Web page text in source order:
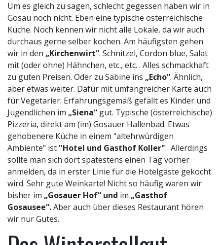
Um es gleich zu sagen, schlecht gegessen haben wir in
Gosau noch nicht. Eben eine typische österreichische
Küche. Noch kennen wir nicht alle Lokale, da wir auch
durchaus gerne selber kochen. Am häufigsten gehen
wir in den „Kirchenwirt“. Schnitzel, Cordon blue, Salat
mit (oder ohne) Hähnchen, etc., etc. . Alles schmackhaft
zu guten Preisen. Oder zu Sabine ins „Echo“. Ähnlich,
aber etwas weiter. Dafür mit umfangreicher Karte auch
für Vegetarier. Erfahrungsgemäß gefällt es Kinder und
Jugendlichen im „Siena“ gut. Typische (österreichische)
Pizzeria, direkt am (im) Gosauer Hallenbad. Etwas
gehobenere Küche in einem "altehrwürdigen
Ambiente" ist "Hotel und Gasthof Koller". Allerdings
sollte man sich dort spätestens einen Tag vorher
anmelden, da in erster Linie für die Hotelgäste gekocht
wird. Sehr gute Weinkarte! Nicht so häufig waren wir
bisher im „Gosauer Hof“ und im „Gasthof
Gosausee“.Aber auch über dieses Restaurant hören
wir nur Gutes.